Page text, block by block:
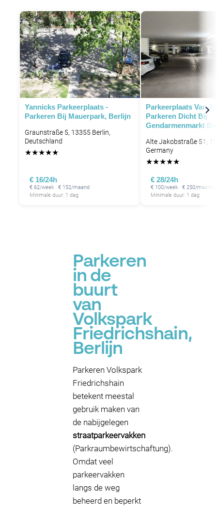
Yannicks Parkeerplaats -
Parkeren Bij Mauerpark, Berlijn
Graunstraße 5, 13355 Berlin,
Deutschland
★★★★★
€ 16/24h
€ 62/week · € 152/maand
Minimale duur: 1 dag
Parkeerplaats Van
Parkeren Dicht Bij
Gendarmenmarkt
Alte Jakobstraße 51,
Germany
★★★★★
€ 28/24h
€ 100/week · € 250/maand
Minimale duur: 1 dag
Parkeren
in de
buurt
van
Volkspark
Friedrichshain,
Berlijn
Parkeren Volkspark
Friedrichshain
betekent meestal
gebruik maken van
de nabijgelegen
straatparkeervakken
(Parkraumbewirtschaftung).
Omdat veel
parkeervakken
langs de weg
beheerd en beperkt